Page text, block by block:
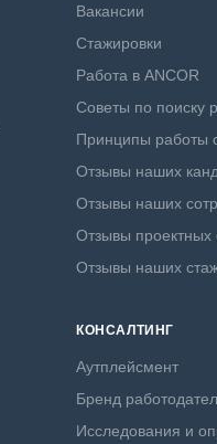
Вакансии
Стажировки
Работа в ANCOR
Советы по поиску
Принципы работы
Отзывы наших
Отзывы наших
Отзывы проектных
Отзывы наших
КОНСАЛТИНГ
Аутплейсмент
Бренд
Исследования и